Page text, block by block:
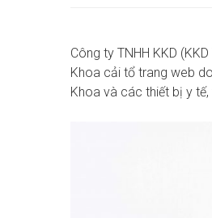
Công ty TNHH KKD
Khoa cải tổ trang web
Khoa và các thiết bị y